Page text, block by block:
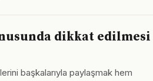
dikkat edilmesi
başkalarıyla paylaşmak hem